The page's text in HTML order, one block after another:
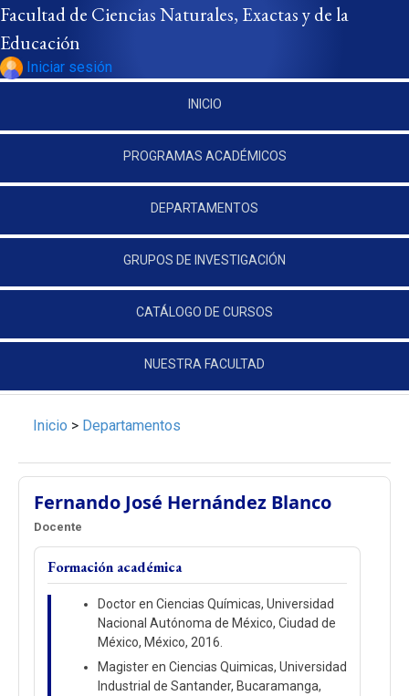
Pasar al contenido principal
Facultad de Ciencias Naturales, Exactas y de la
Educación
Iniciar sesión
INICIO
PROGRAMAS ACADÉMICOS
DEPARTAMENTOS
GRUPOS DE INVESTIGACIÓN
CATÁLOGO DE CURSOS
NUESTRA FACULTAD
Inicio > Departamentos
Fernando José Hernández Blanco
Docente
Formación académica
Doctor en Ciencias Químicas, Universidad
Nacional Autónoma de México, Ciudad de
México, México, 2016.
Magister en Ciencias Quimicas, Universidad
Industrial de Santander, Bucaramanga,